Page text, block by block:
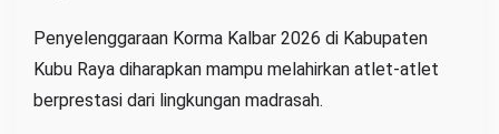
Penyelenggaraan Korma Kalbar 2026 di Kabupaten
Kubu Raya diharapkan mampu melahirkan atlet-atlet
berprestasi dari lingkungan madrasah.